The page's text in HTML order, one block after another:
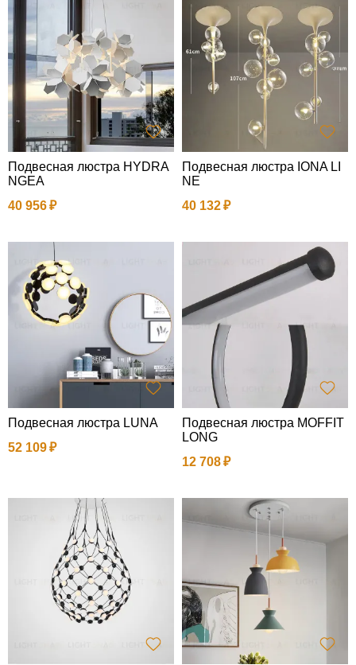
Подвесная люстра HYDRA
NGEA
40 956
Подвесная люстра IONA LI
NE
40 132
Подвесная люстра LUNA
52 109
Подвесная люстра MOFFIT
LONG
12 708